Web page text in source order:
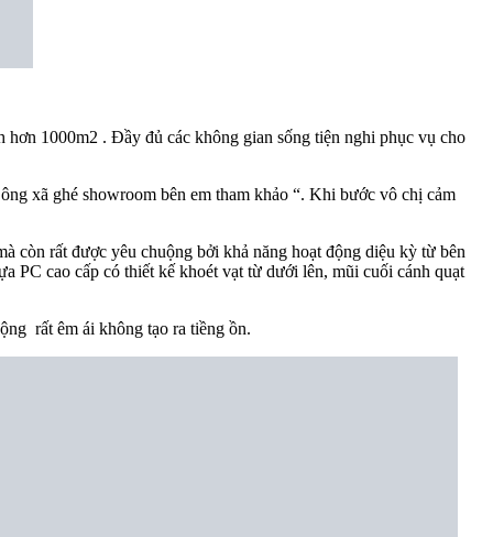
1000m2 . Đầy đủ các không gian sống tiện nghi phục vụ cho
xã ghé showroom bên em tham khảo “. Khi bước vô chị cảm
còn rất được yêu chuộng bởi khả năng hoạt động diệu kỳ từ bên
PC cao cấp có thiết kế khoét vạt từ dưới lên, mũi cuối cánh quạt
rất êm ái không tạo ra tiềng ồn.